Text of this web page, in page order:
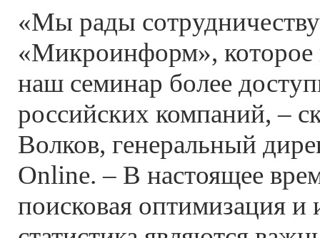
«Мы рады
«Микроинформ», которое
наш семинар более
российских компаний, –
Волков, генеральный
Online. – В настоящее
поисковая оптимизация и